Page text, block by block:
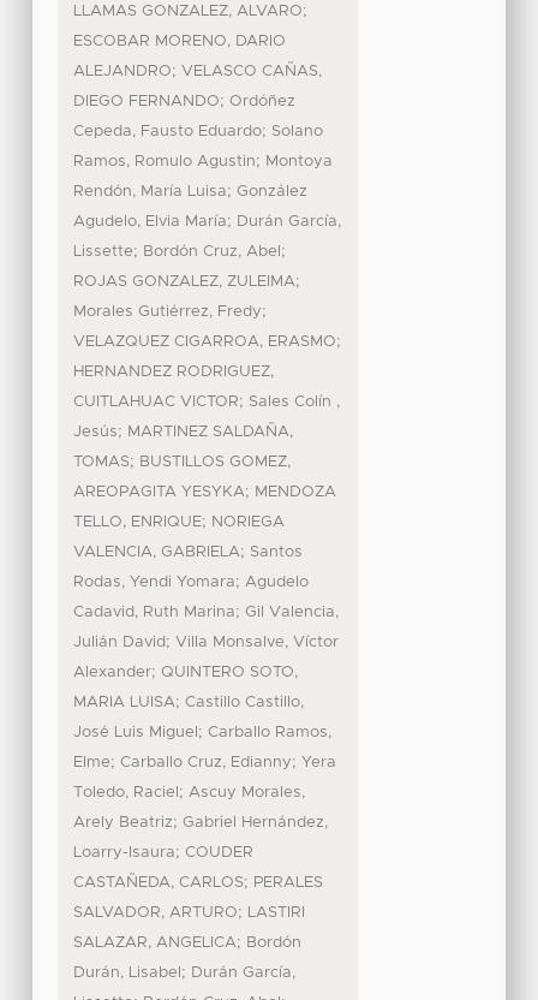
LLAMAS GONZALEZ, ALVARO;
ESCOBAR MORENO, DARIO
ALEJANDRO; VELASCO CAÑAS,
DIEGO FERNANDO; Ordóñez
Cepeda, Fausto Eduardo; Solano
Ramos, Romulo Agustin; Montoya
Rendón, María Luisa; González
Agudelo, Elvia María; Durán García,
Lissette; Bordón Cruz, Abel ;
ROJAS GONZALEZ, ZULEIMA;
Morales Gutiérrez, Fredy;
VELAZQUEZ CIGARROA, ERASMO;
HERNANDEZ RODRIGUEZ,
CUITLAHUAC VICTOR; Sales Colín ,
Jesús; MARTINEZ SALDAÑA,
TOMAS; BUSTILLOS GOMEZ,
AREOPAGITA YESYKA; MENDOZA
TELLO, ENRIQUE; NORIEGA
VALENCIA, GABRIELA; Santos
Rodas, Yendi Yomara; Agudelo
Cadavid, Ruth Marina; Gil Valencia,
Julián David; Villa Monsalve, Víctor
Alexander; QUINTERO SOTO,
MARIA LUISA; Castillo Castillo,
José Luis Miguel ; Carballo Ramos,
Elme; Carballo Cruz, Edianny; Yera
Toledo, Raciel ; Ascuy Morales,
Arely Beatriz; Gabriel Hernández,
Loarry-Isaura; COUDER
CASTAÑEDA, CARLOS; PERALES
SALVADOR, ARTURO; LASTIRI
SALAZAR, ANGELICA; Bordón
Durán, Lisabel ; Durán García,